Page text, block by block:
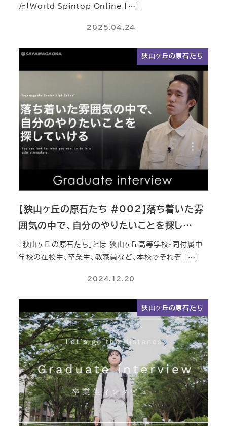
た「World Spintop Online […]
2025.04.24
狭山ヶ丘の原石たち
【狭山ヶ丘の原石たち #002】落ち着いた雰
囲気の中で、自分のやりたいことを探し…
「狭山ヶ丘の原石たち」とは 狭山ヶ丘高等学校・同付属中
学校の在校生、卒業生、教職員など、本校でそれぞ […]
2024.12.20
狭山ヶ丘の原石たち